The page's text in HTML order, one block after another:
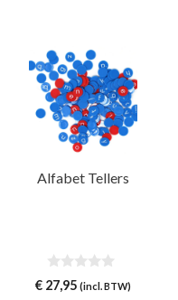
Alfabet Tellers
0
v
€27,95 (incl. BTW)